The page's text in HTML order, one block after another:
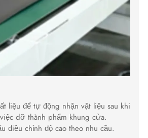
liệu để tự động nhận vật liệu sau khi
dỡ thành phẩm khung cửa.
điều chỉnh độ cao theo nhu cầu.